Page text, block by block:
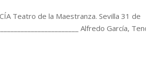
Teatro de la Maestranza. Sevilla 31 de
Alfredo García,